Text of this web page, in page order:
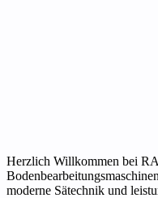
Herzlich Willkommen bei
moderne Sätechnik und